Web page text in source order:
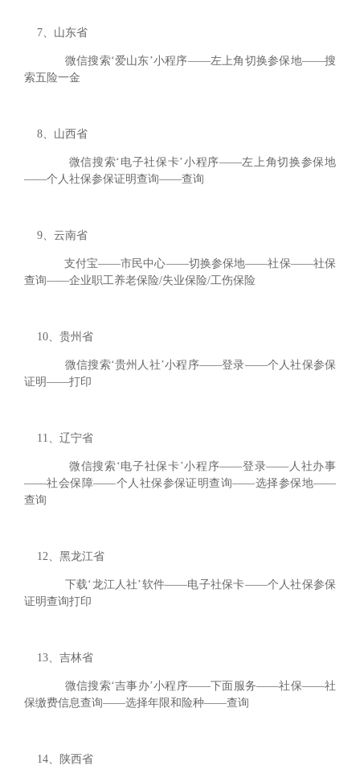
7、山东省
微信搜索‘爱山东’小程序——左上角切换参保地——搜
索五险一金
8、山西省
微信搜索‘电子社保卡’小程序——左上角切换参保地
——个人社保参保证明查询——查询
9、云南省
支付宝——市民中心——切换参保地——社保——社保
查询——企业职工养老保险/失业保险/工伤保险
10、贵州省
微信搜索‘贵州人社’小程序——登录——个人社保参保
证明——打印
11、辽宁省
微信搜索‘电子社保卡’小程序——登录——人社办事
——社会保障——个人社保参保证明查询——选择参保地——
查询
12、黑龙江省
下载‘龙江人社’软件——电子社保卡——个人社保参保
证明查询打印
13、吉林省
微信搜索‘吉事办’小程序——下面服务——社保——社
保缴费信息查询——选择年限和险种——查询
14、陕西省